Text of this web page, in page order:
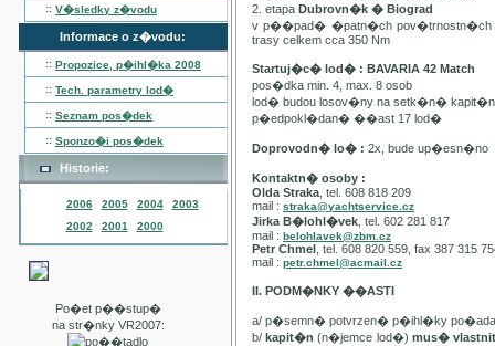
:: V�sledky z�vodu
Informace o z�vodu:
:: Propozice, p�ihl�ka 2008
:: Tech. parametry lod�
:: Seznam pos�dek
:: Sponzo�i pos�dek
Historie:
2006 2005 2004
2003
2002
2001 2000
Po�et p��stup�
na str�nky VR2007:
2. etapa Dubrovn�k � Biograd
v p��pad� �patn�ch pov�trnostn�ch
trasy celkem cca 350 Nm
Startuj�c� lod� : BAVARIA 42 Match
pos�dka min. 4, max. 8 osob
lod� budou losov�ny na setk�n�
p�edpokl�dan� ��ast 17 lod�
Doprovodn� lo� : 2x, bude up�esn�no
Kontaktn� osoby :
Olda Straka , tel. 608 818 209
mail : straka@yachtservice.cz
Jirka B�lohl�vek , tel. 602 281 817
mail : belohlavek@zbm.cz
Petr Chmel , tel. 608 820 559, fax 387 315
mail : petr.chmel@acmail.cz
II. PODM�NKY ��ASTI
a/ p�semn� potvrzen� p�ihl�ky
b/kapit�n(n�jemce lod�) mus�